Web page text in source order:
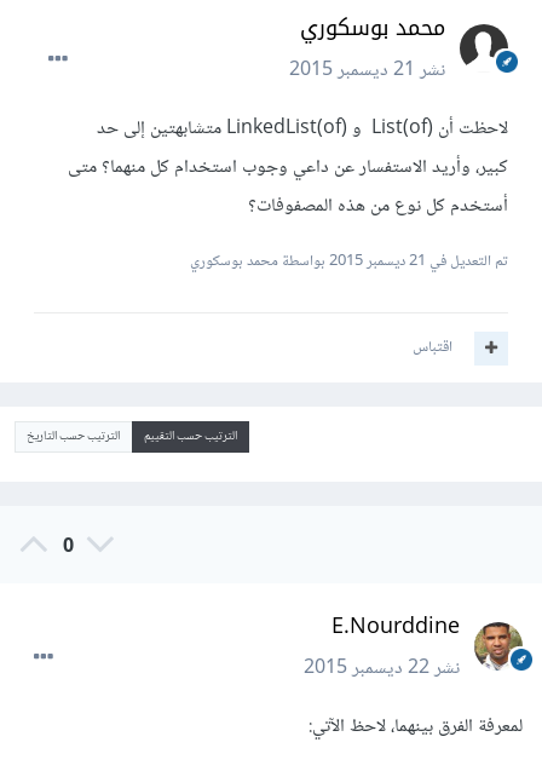
محمد بوسكوري
نشر21 ديسمبر 2015
لاحظت أن (List(of و (LinkedList(of متشابهتين إلى حد
كبير، وأريد الاستفسار عن داعي وجوب استخدام كل منهما؟ متى
أستخدم كل نوع من هذه المصفوفات؟
تم التعديل في 21 ديسمبر 2015 بواسطة محمد بوسكوري
اقتباس
الترتيب حسب التقييم الترتيب حسب التاريخ
0
E.Nourddine
نشر22 ديسمبر 2015
لمعرفة الفرق بينهما، لاحظ الآتي: